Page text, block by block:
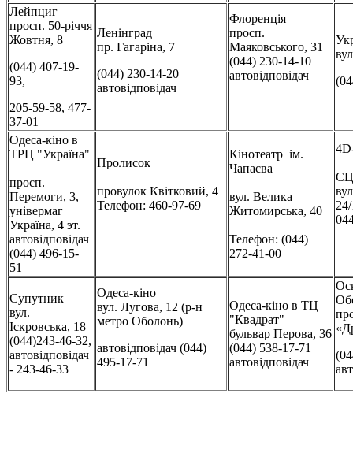
Лейпциг
просп. 50-річчя
Жовтня, 8
(044) 407-19-
93,
205-59-58, 477-
37-01
Ленінград
пр. Гагаріна, 7
(044) 230-14-20
автовідповідач
Флоренція
просп.
Маяковського, 31
(044) 230-14-10
автовідповідач
Одеса-кіно в
ТРЦ "Україна"
просп.
Перемоги, 3,
універмаг
Україна, 4 эт.
автовідповідач
(044) 496-15-
51
Пролисок
провулок Квітковий, 4
Телефон: 460-97-69
Кінотеатр ім.
Чапаєва
вул. Велика
Житомирська, 40
Телефон: (044)
272-41-00
Супутник
вул.
Іскровська, 18
(044)243-46-32,
автовідповідач
- 243-46-33
Одеса-кіно
вул. Лугова, 12 (р-н
метро Оболонь)
автовідповідач (044)
495-17-71
Одеса-кіно в ТЦ
"Квадрат"
бульвар Перова, 36
(044) 538-17-71
автовідповідач